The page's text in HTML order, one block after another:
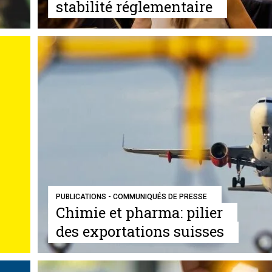
stabilité réglementaire
PUBLICATIONS - COMMUNIQUÉS DE PRESSE
Chimie et pharma: pilier
des exportations suisses